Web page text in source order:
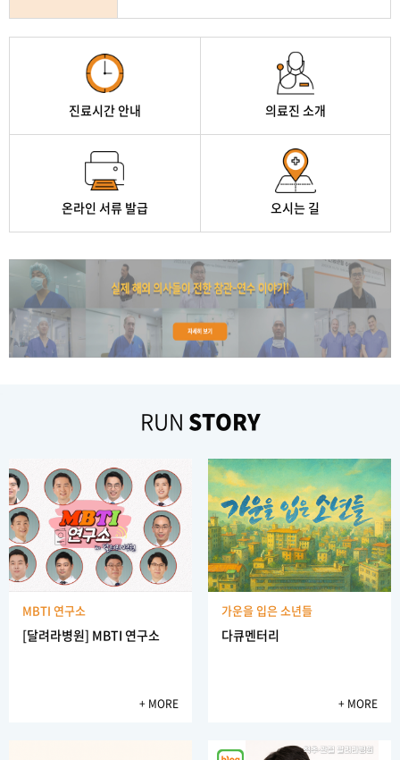
달려라병원에서 부터 시작되어 지금까지 이어져 온 특별한 이야기
자세한 이야기 보러가기
다시 경기에 나갈 수 있는 날을 함께 논의하는 등 전담 주치의로 함께
바로가기
, 인증기준을 충족하여
의료 서비스 질과 환자안전의
그동안 밤낮으로 신경써주셔서 감사합니다
만족하고 퇴원합니다.
깔끔하게 된 것 같아 아주 만족을 하고 있습...
통증이 사라짐
달려라 병원 이성우 원장님의 무한한 신뢰로...
수술이 불가능하다는 말을 여러 병원에서 들...
잘 치료받고 퇴원합니다
빠른 판단으로 빨리 완쾌되어
왼쪽 어깨의 불편함으로 힘들었습니다.
달려라병원 김동은 원장님한테 수술 받기를 ...
다리 저림이 사라짐
응원해주신 참좋은 원장님, 감사합니다.
매일 보살펴 주셔서 깊은 감사드립니다
스마일 선생님의 아침 회진
모두모두 건강하시고 행복하세요
수고하셨습니다.
달려라 병원 최고입니다 원장님 감사드립니...
지인들에게 강추하겠습니다!
그동안 밤낮으로 신경써주셔서 감사합니다
달려라 병원 이성우 원장님의 무한한 신뢰로...
진료시간 안내 의료진 소개
온라인 서류 발급 오시는 길
RUN STORY
MBTI 연구소
[달려라병원] MBTI 연구소
+ MORE
가운을 입은 소년들
다큐멘터리
+ MORE